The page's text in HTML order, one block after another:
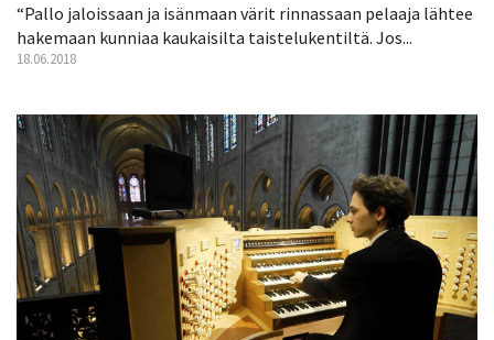
“Pallo jaloissaan ja isänmaan värit rinnassaan pelaaja lähtee
hakemaan kunniaa kaukaisilta taistelukentiltä. Jos...
18.06.2018